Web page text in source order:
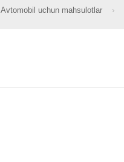
Avtomobil uchun mahsulotlar